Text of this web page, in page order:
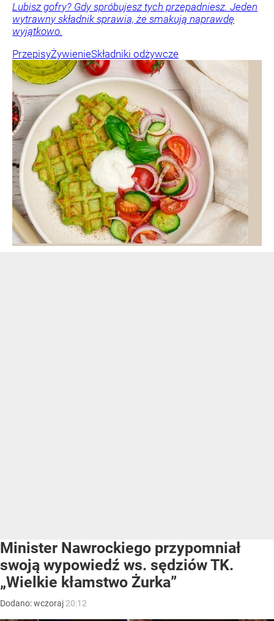
Lubisz gofry? Gdy spróbujesz tych przepadniesz. Jeden
wytrawny składnik sprawia, że smakują naprawdę
wyjątkowo.
PrzepisyŻywienieSkładniki odżywcze
Minister Nawrockiego przypomniał
swoją wypowiedź ws. sędziów TK.
„Wielkie kłamstwo Żurka”
Dodano:wczoraj 20:12